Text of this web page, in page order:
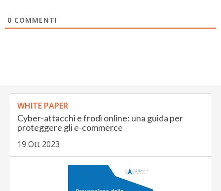
0 COMMENTI
WHITE PAPER
Cyber-attacchi e frodi online: una guida per
proteggere gli e-commerce
19 Ott 2023